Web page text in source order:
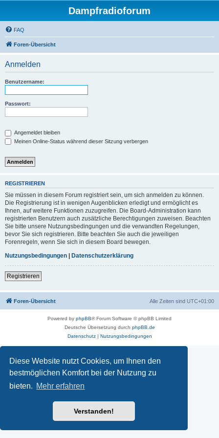
Diese Website nutzt Cookies, um Ihnen den
bestmöglichen Komfort bei der Nutzung zu
bieten. Mehr erfahren
Verstanden!
Dampfradioforum
FAQ
Foren-Übersicht
Anmelden
Benutzername:
Passwort:
Angemeldet bleiben
Meinen Online-Status während dieser Sitzung verbergen
REGISTRIEREN
Sie müssen in diesem Forum registriert sein, um sich anmelden zu können.
Die Registrierung ist in wenigen Augenblicken erledigt und ermöglicht es
Ihnen, auf weitere Funktionen zuzugreifen. Die Board-Administration kann
registrierten Benutzern auch zusätzliche Berechtigungen zuweisen. Beachten
Sie bitte unsere Nutzungsbedingungen und die verwandten Regelungen,
bevor Sie sich registrieren. Bitte beachten Sie auch die jeweiligen
Forenregeln, wenn Sie sich in diesem Board bewegen.
Nutzungsbedingungen | Datenschutzerklärung
Registrieren
Foren-Übersicht Alle Zeiten sind UTC+01:00
Powered by phpBB® Forum Software © phpBB Limited
Deutsche Übersetzung durch phpBB.de
Datenschutz| Nutzungsbedingungen